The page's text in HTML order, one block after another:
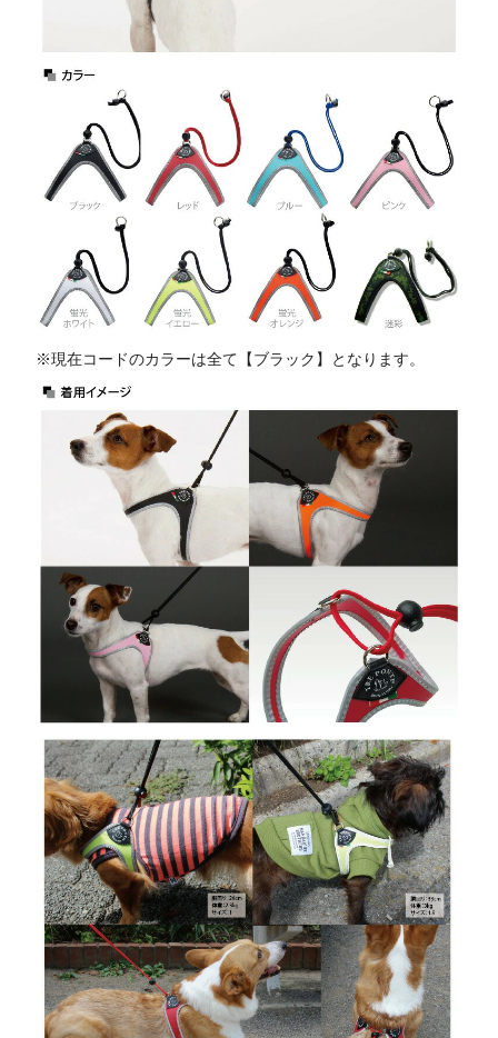
※現在コードのカラーは全て【ブラック】となります。